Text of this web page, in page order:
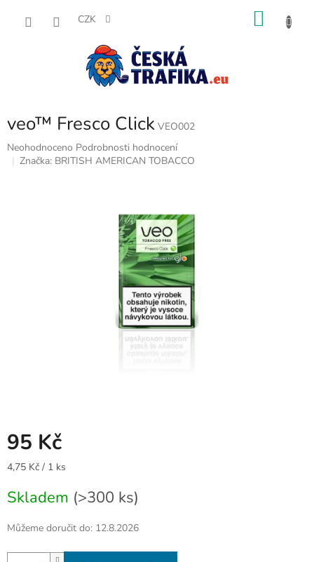
CZK
veo™ Fresco Click VEO002
Průměrné
hodnocení
Neohodnoceno Podrobnosti hodnocení
Značka: BRITISH AMERICAN TOBACCO
95 Kč
Měrná
4,75 Kč / 1 ks
Skladem (>300 ks)
Můžeme doručit do: 12.8.2026